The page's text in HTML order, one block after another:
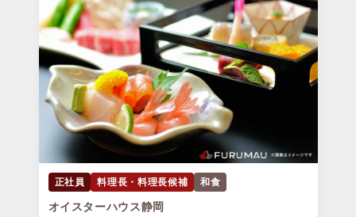
正社員 料理長・料理長候補 和食
オイスターハウス静岡